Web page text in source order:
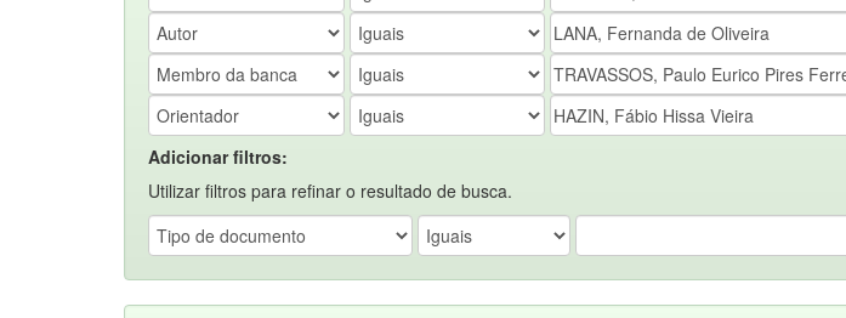
Adicionar filtros:
Utilizar filtros para refinar o resultado de busca.